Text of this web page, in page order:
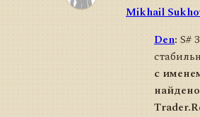
Mikhail
Den: S#
с